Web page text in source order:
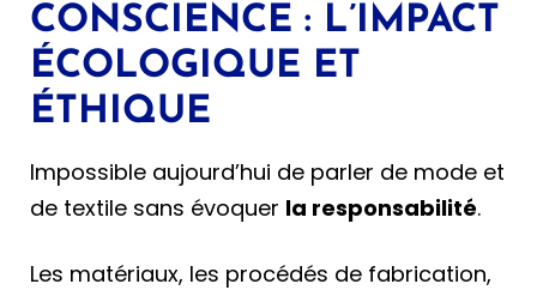
CONSCIENCE : L’IMPACT
ÉCOLOGIQUE ET
ÉTHIQUE
Impossible aujourd’hui de parler de mode et
de textile sans évoquer la responsabilité.
Les matériaux, les procédés de fabrication,